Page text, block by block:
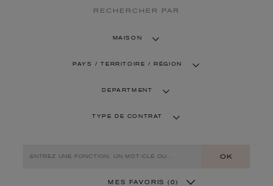
RECHERCHER PAR
MAISON
PAYS / TERRITOIRE / RÉGION
DEPARTMENT
TYPE DE CONTRAT
OK
MES FAVORIS (0)